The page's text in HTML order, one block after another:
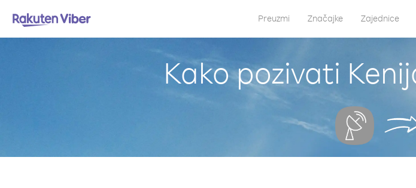
Preuzmi Značajke Zajednice
Kako pozivati